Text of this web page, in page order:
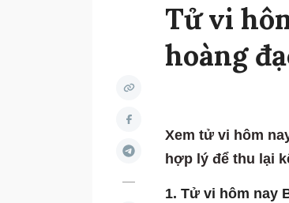
Tử vi
hoàng
Xem tử vi hôm
hợp lý để thu lại
1. Tử vi hôm nay